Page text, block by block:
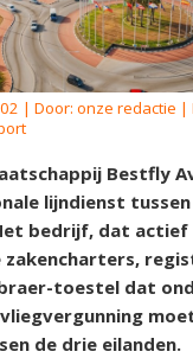
| Door: onze redactie |
Bestfly
lijndienst
bedrijf, dat actief
zakencharters,
toestel dat
de drie eilanden.